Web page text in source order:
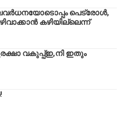
പെട്രോൾ,
കഴിയില്ലെന്ന്
വകുപ്പ്ഇ,നി ഇതും